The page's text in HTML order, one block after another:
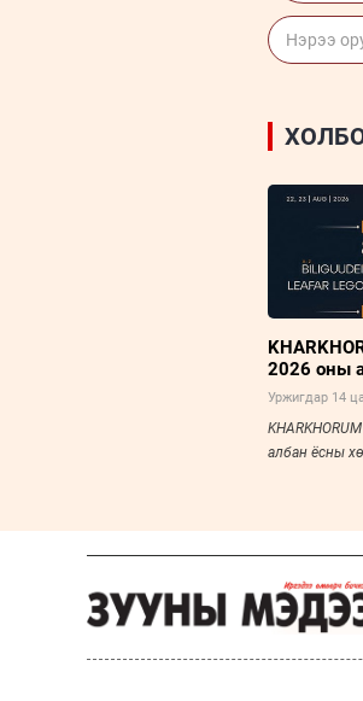
2026 оны
хөтөлбөр
Уржигдар 14
албан ёсны